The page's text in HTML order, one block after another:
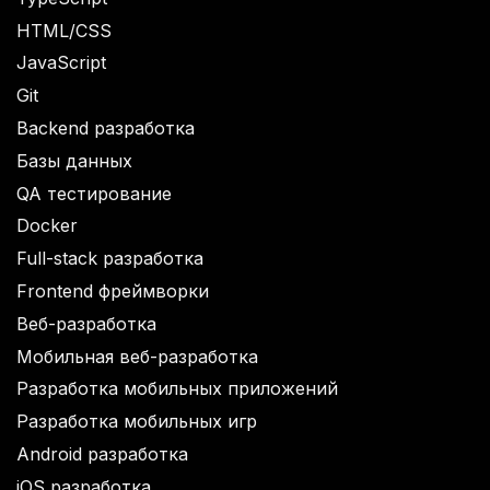
HTML/CSS
JavaScript
Git
Backend разработка
Базы данных
QA тестирование
Docker
Full-stack разработка
Frontend фреймворки
Веб-разработка
Мобильная веб-разработка
Разработка мобильных приложений
Разработка мобильных игр
Android разработка